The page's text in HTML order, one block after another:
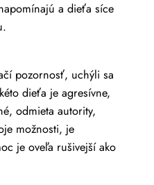
a dieťa síce
pozornosť, uchýli sa
dieťa je agresívne,
odmieta autority,
možnosti, je
je oveľa rušivejší ako